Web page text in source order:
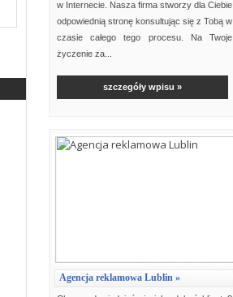
w Internecie. Nasza firma stworzy dla Ciebie
odpowiednią stronę konsultując się z Tobą w
czasie całego tego procesu. Na Twoje
życzenie za...
szczegóły wpisu »
Agencja reklamowa Lublin »